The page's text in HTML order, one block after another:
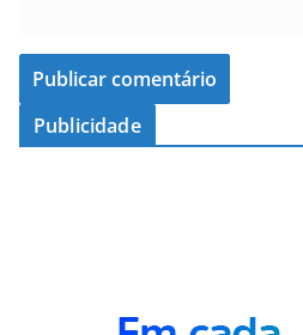
Publicidade